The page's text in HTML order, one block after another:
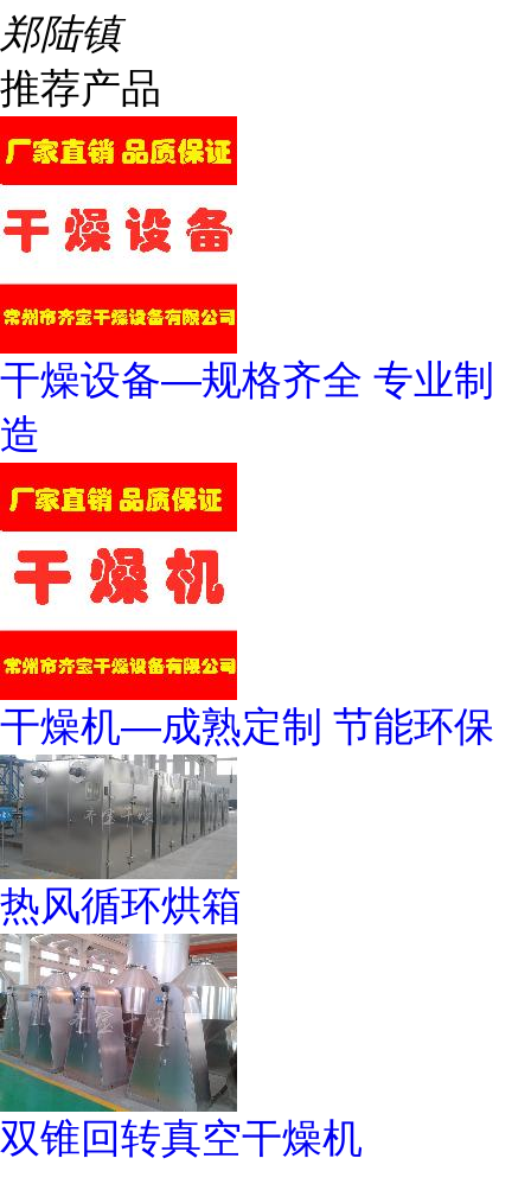
郑陆镇
推荐产品
干燥设备—规格齐全 专业制
造
干燥机—成熟定制 节能环保
热风循环烘箱
双锥回转真空干燥机